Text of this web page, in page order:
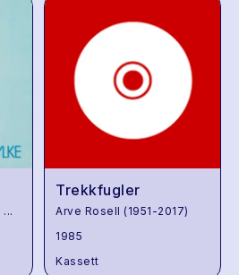
...
Trekkfugler
Arve Rosell (1951-2017)
1985
Kassett